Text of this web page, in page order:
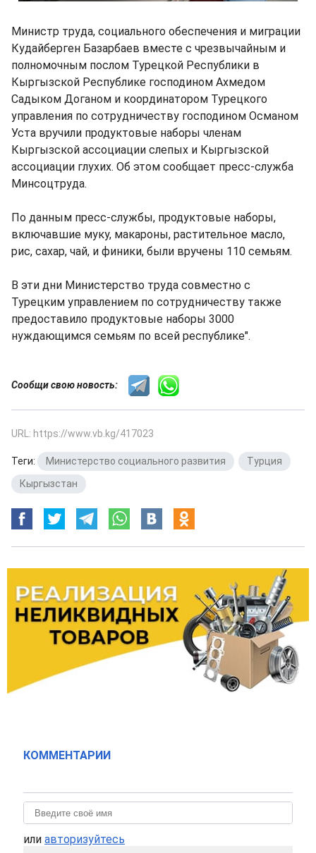
Министр труда, социального обеспечения и миграции
Кудайберген Базарбаев вместе с чрезвычайным и
полномочным послом Турецкой Республики в
Кыргызской Республике господином Ахмедом
Садыком Доганом и координатором Турецкого
управления по сотрудничеству господином Османом
Уста вручили продуктовые наборы членам
Кыргызской ассоциации слепых и Кыргызской
ассоциации глухих. Об этом сообщает пресс-служба
Минсоцтруда.
По данным пресс-службы, продуктовые наборы,
включавшие муку, макароны, растительное масло,
рис, сахар, чай, и финики, были вручены 110 семьям.
В эти дни Министерство труда совместно с
Турецким управлением по сотрудничеству также
предоставило продуктовые наборы 3000
нуждающимся семьям по всей республике".
Сообщи свою новость:
URL: https://www.vb.kg/417023
Теги: Министерство социального развития Турция
Кыргызстан
КОММЕНТАРИИ
или авторизуйтесь